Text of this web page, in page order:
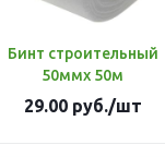
Бинт строительный
50ммх 50м
29.00руб./шт